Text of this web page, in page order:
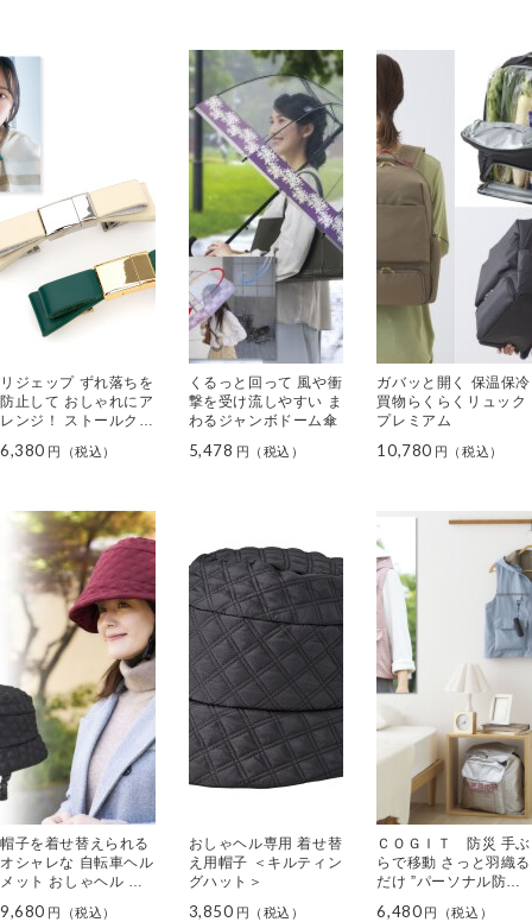
リジェップ ずれ落ちを
防止して おしゃれにア
レンジ！ ストールクリ
ン２色セット
6,380
くるっと回って 風や衝
撃を受け流しやすい ま
わるジャンボドーム傘
5,478
ガバッと開く 保温保冷
買物らくらくリュック
プレミアム
10,780
帽子を着せ替えられる
オシャレな 自転車ヘル
メット おしゃヘル ＜
9,680
おしゃヘル専用 着せ替
え用帽子 ＜キルティン
グハット＞
3,850
ＣＯＧＩＴ 防災 手ぶ
らで移動 さっと羽織る
だけ ”パーソナル防災
6,480